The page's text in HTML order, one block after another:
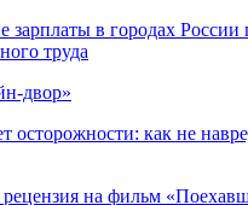
зарплаты в городах России
труда
двор»
осторожности: как не
на фильм